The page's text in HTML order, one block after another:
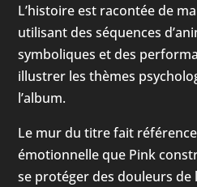
L’histoire est racontée de
utilisant des séquences
symboliques et des
illustrer les thèmes
l’album.
Le mur du titre fait
émotionnelle que Pink
se protéger des douleurs de